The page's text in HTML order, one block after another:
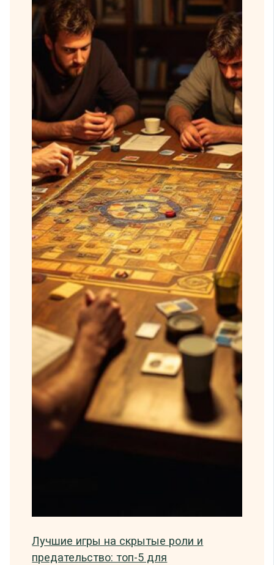
Лучшие игры на скрытые роли и
предательство: топ-5 для